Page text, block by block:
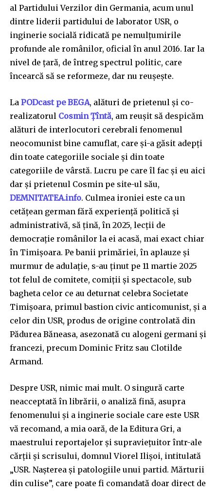
al Partidului Verzilor din Germania, acum unul
dintre liderii partidului de laborator USR, o
inginerie socială ridicată pe nemulțumirile
profunde ale românilor, oficial în anul 2016. Iar la
nivel de țară, de întreg spectrul politic, care
încearcă să se reformeze, dar nu reușește.
La PODcast pe BEGA, alături de prietenul și co-
realizatorul Cosmin Țîntă, am reușit să despicăm
alături de interlocutori cerebrali fenomenul
neocomunist bine camuflat, care și-a găsit adepți
din toate categoriile sociale și din toate
categoriile de vârstă. Lucru pe care îl fac și eu aici
dar și prietenul Cosmin pe site-ul său,
DEMNITATEA.info. Culmea ironiei este ca un
cetățean german fără experiență politică și
administrativă, să țină, în 2025, lecții de
democrație românilor la ei acasă, mai exact chiar
în Timișoara. Pe banii primăriei, în aplauze și
murmur de adulație, s-au ținut pe 11 martie 2025
tot felul de comitete, comiții și spectacole, sub
bagheta celor ce au deturnat celebra Societate
Timișoara, primul bastion civic anticomunist, și a
celor din USR, produs de origine controlată din
Pădurea Băneasa, asezonată cu alogeni germani și
francezi, precum Dominic Fritz sau Clotilde
Armand.
Despre USR, nimic mai mult. O singură carte
neacceptată în librării, o analiză fină, asupra
fenomenului și a inginerie sociale care este USR
vă recomand, a mia oară, de la Editura Gri, a
maestrului reportajelor și supraviețuitor într-ale
cărții și scrisului, domnul Viorel Ilișoi, intitulată
„USR. Nașterea și patologiile unui partid. Mărturii
din culise”, care poate fi comandată doar direct de